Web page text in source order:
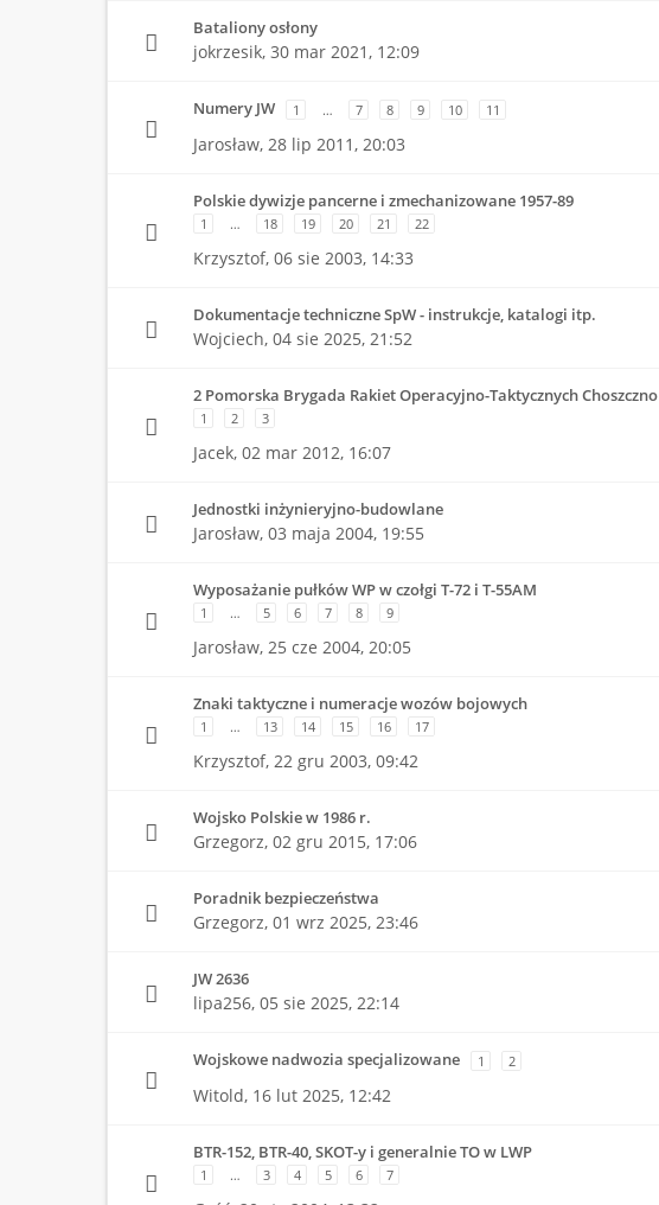
Bataliony osłony
jokrzesik, 30 mar 2021, 12:09
Numery JW 1 … 7 8 9 10 11
Jarosław, 28 lip 2011, 20:03
Polskie dywizje pancerne i zmechanizowane 1957-89
1 … 18 19 20 21 22
Krzysztof, 06 sie 2003, 14:33
Dokumentacje techniczne SpW - instrukcje, katalogi itp.
Wojciech, 04 sie 2025, 21:52
2 Pomorska Brygada Rakiet Operacyjno-Taktycznych Choszczno
1 2 3
Jacek, 02 mar 2012, 16:07
Jednostki inżynieryjno-budowlane
Jarosław, 03 maja 2004, 19:55
Wyposażanie pułków WP w czołgi T-72 i T-55AM
1 … 5 6 7 8 9
Jarosław, 25 cze 2004, 20:05
Znaki taktyczne i numeracje wozów bojowych
1 … 13 14 15 16 17
Krzysztof, 22 gru 2003, 09:42
Wojsko Polskie w 1986 r.
Grzegorz, 02 gru 2015, 17:06
Poradnik bezpieczeństwa
Grzegorz, 01 wrz 2025, 23:46
JW 2636
lipa256, 05 sie 2025, 22:14
Wojskowe nadwozia specjalizowane 1 2
Witold, 16 lut 2025, 12:42
BTR-152, BTR-40, SKOT-y i generalnie TO w LWP
1 … 3 4 5 6 7